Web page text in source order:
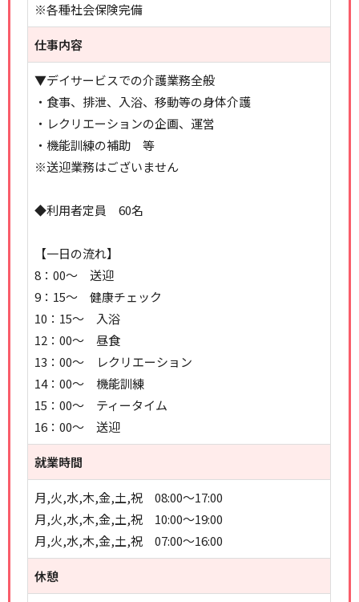
※各種社会保険完備
仕事内容
▼デイサービスでの介護業務全般
・食事、排泄、入浴、移動等の身体介護
・レクリエーションの企画、運営
・機能訓練の補助 等
※送迎業務はございません
◆利用者定員 60名
【一日の流れ】
8：00～ 送迎
9：15～ 健康チェック
10：15～ 入浴
12：00～ 昼食
13：00～ レクリエーション
14：00～ 機能訓練
15：00～ ティータイム
16：00～ 送迎
就業時間
月,火,水,木,金,土,祝 08:00～17:00
月,火,水,木,金,土,祝 10:00～19:00
月,火,水,木,金,土,祝 07:00～16:00
休憩